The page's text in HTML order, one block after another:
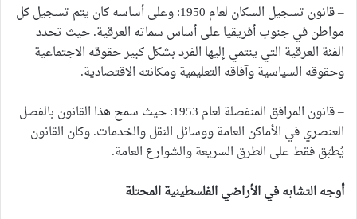
– قانون تسجيل السكان لعام 1950: وعلى أساسه كان يتم تسجيل كل
مواطن في جنوب أفريقيا على أساس سماته العرقية. حيث تحدد
الفئة العرقية التي ينتمي إليها الفرد بشكل كبير حقوقه الاجتماعية
وحقوقه السياسية وآفاقه التعليمية ومكانته الاقتصادية.
– قانون المرافق المنفصلة لعام 1953: حيث سمح هذا القانون بالفصل
العنصري في الأماكن العامة ووسائل النقل والخدمات. وكان القانون
يُطبّق فقط على الطرق السريعة والشوارع العامة.
أوجه التشابه في الأراضي الفلسطينية المحتلة